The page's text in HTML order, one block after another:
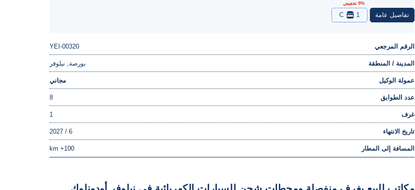
تفاصيل عامة
9% تخفيض
1
C
الرقم المرجعي YEI-00320
المدينة / المنطقة بورصة, نیلوفر
عمولة الوكيل مجاني
عدد الطوابق 8
غرف 1
تاريخ الانتهاء 6 / 2027
المسافة إلى المطار 100+ km